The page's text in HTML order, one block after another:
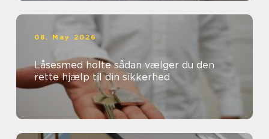
08. May 2026
Låsesmed holte sådan vælger du den
rette hjælp til din sikkerhed